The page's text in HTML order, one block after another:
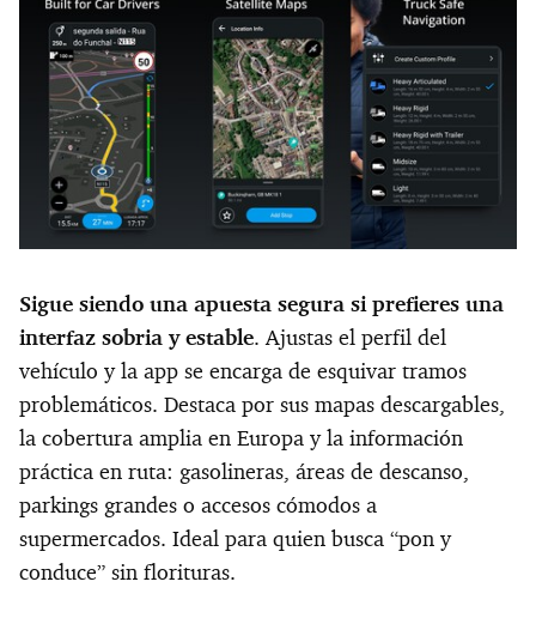
Sigue siendo una apuesta segura si prefieres una
interfaz sobria y estable. Ajustas el perfil del
vehículo y la app se encarga de esquivar tramos
problemáticos. Destaca por sus mapas descargables,
la cobertura amplia en Europa y la información
práctica en ruta: gasolineras, áreas de descanso,
parkings grandes o accesos cómodos a
supermercados. Ideal para quien busca “pon y
conduce” sin florituras.